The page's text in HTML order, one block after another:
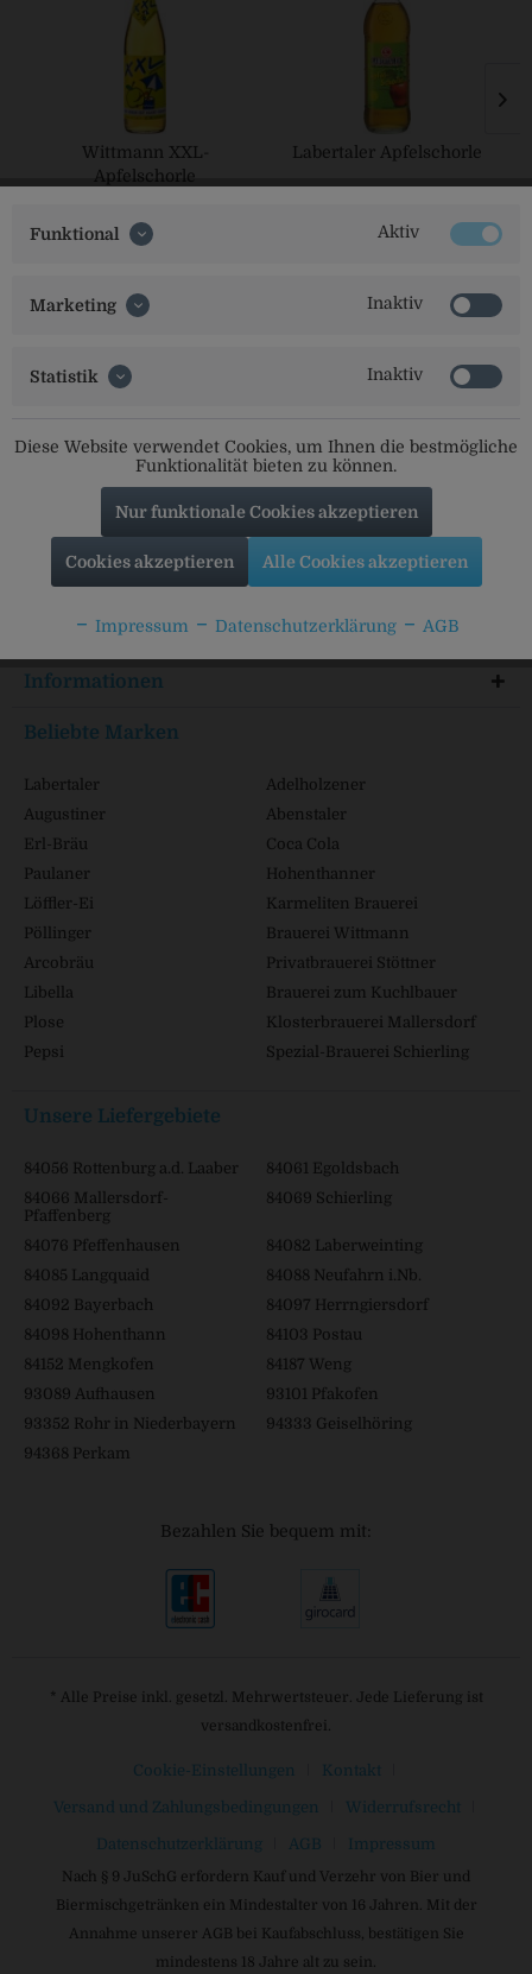
Wittmann XXL-
Apfelschorle
Labertaler Apfelschorle
Folgt uns auf unseren Kanälen für alle Neuigkeiten:
Service Hotline
Shop Service
Informationen
Beliebte Marken
Labertaler
Adelholzener
Augustiner
Abenstaler
Erl-Bräu
Coca Cola
Paulaner
Hohenthanner
Löffler-Ei
Karmeliten Brauerei
Pöllinger
Brauerei Wittmann
Arcobräu
Privatbrauerei Stöttner
Libella
Brauerei zum Kuchlbauer
Plose
Klosterbrauerei Mallersdorf
Pepsi
Spezial-Brauerei Schierling
Unsere Liefergebiete
84056 Rottenburg a.d. Laaber
84061 Egoldsbach
84066 Mallersdorf-
Pfaffenberg
84069 Schierling
84076 Pfeffenhausen
84082 Laberweinting
84085 Langquaid
84088 Neufahrn i.Nb.
84092 Bayerbach
84097 Herrngiersdorf
84098 Hohenthann
84103 Postau
84152 Mengkofen
84187 Weng
93089 Aufhausen
93101 Pfakofen
93352 Rohr in Niederbayern
94333 Geiselhöring
94368 Perkam
Bezahlen Sie bequem mit:
* Alle Preise inkl. gesetzl. Mehrwertsteuer. Jede Lieferung ist
versandkostenfrei.
Cookie-Einstellungen Kontakt
Versand und Zahlungsbedingungen Widerrufsrecht
Datenschutzerklärung AGB Impressum
Nach § 9 JuSchG erfordern Kauf und Verzehr von Bier und
Biermischgetränken ein Mindestalter von 16 Jahren. Mit der
Annahme unserer AGB bei Kaufabschluss, bestätigen Sie
mindestens 18 Jahre alt zu sein.
Funktional Aktiv
Marketing Inaktiv
Statistik Inaktiv
Diese Website verwendet Cookies, um Ihnen die bestmögliche
Funktionalität bieten zu können.
Nur funktionale Cookies akzeptieren
Cookies akzeptieren Alle Cookies akzeptieren
Impressum Datenschutzerklärung AGB